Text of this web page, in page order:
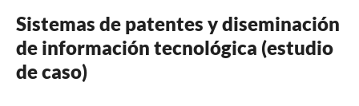
Sistemas de patentes y diseminación
de información tecnológica (estudio
de caso)